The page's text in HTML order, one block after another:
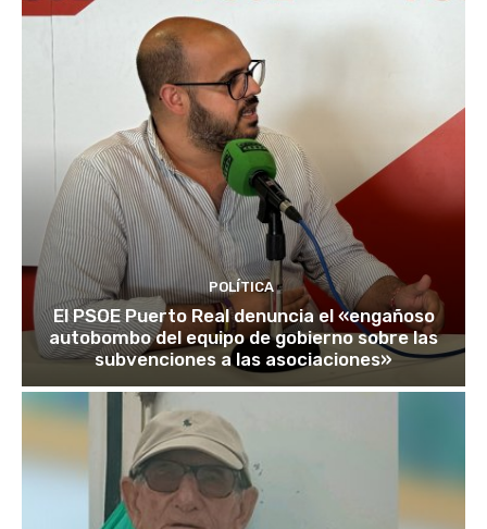
POLÍTICA
El PSOE Puerto Real denuncia el «engañoso
autobombo del equipo de gobierno sobre las
subvenciones a las asociaciones»